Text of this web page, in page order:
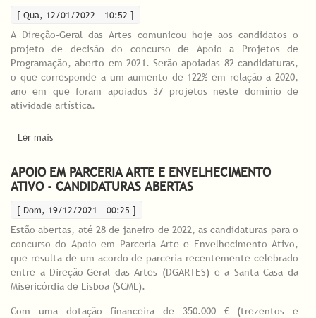
[ Qua, 12/01/2022 - 10:52 ]
A Direção-Geral das Artes comunicou hoje aos candidatos o
projeto de decisão do concurso de Apoio a Projetos de
Programação, aberto em 2021. Serão apoiadas 82 candidaturas,
o que corresponde a um aumento de 122% em relação a 2020,
ano em que foram apoiados 37 projetos neste domínio de
atividade artística.
Ler mais
APOIO EM PARCERIA ARTE E ENVELHECIMENTO
ATIVO - CANDIDATURAS ABERTAS
[ Dom, 19/12/2021 - 00:25 ]
Estão abertas, até 28 de janeiro de 2022, as candidaturas para o
concurso do Apoio em Parceria Arte e Envelhecimento Ativo,
que resulta de um acordo de parceria recentemente celebrado
entre a Direção-Geral das Artes (DGARTES) e a Santa Casa da
Misericórdia de Lisboa (SCML).
Com uma dotação financeira de 350.000 € (trezentos e